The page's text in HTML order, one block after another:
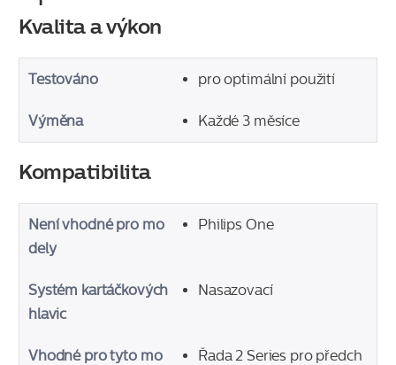
Kvalita a výkon
Testováno pro optimální použití
Výměna Každé 3 měsíce
Kompatibilita
Není vhodné pro mo
dely
Philips One
Systém kartáčkových
hlavic
Nasazovací
Vhodné pro tyto mo
Řada 2 Series pro předch